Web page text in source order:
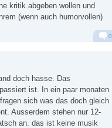
kritik abgeben wollen und
(wenn auch humorvollen)
0
doch hasse. Das
ist. In ein paar monaten
sich was das doch gleich
Ausserdem stehen nur 12-
an. das ist keine musik